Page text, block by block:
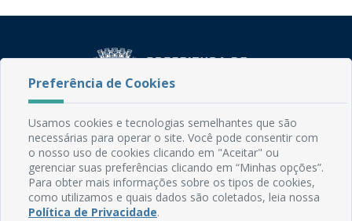
Rua do Imperador, 78, Centro
CEP: 58.280-000 - Mamanguape/PB
Fone: (83) 3292-2246
Email: comunicacao@mamanguape.pb.gov.br
Expediente: Segunda à Sexta, das 08h às 13h
Preferência de Cookies
Usamos cookies e tecnologias semelhantes que são
necessárias para operar o site. Você pode consentir com
o nosso uso de cookies clicando em "Aceitar" ou
gerenciar suas preferências clicando em “Minhas opções”.
Para obter mais informações sobre os tipos de cookies,
como utilizamos e quais dados são coletados, leia nossa
Política de Privacidade.